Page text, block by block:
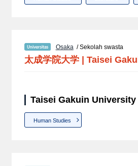
Osaka/ Sekolah swasta
太成学院大学 Taisei
Taisei Gakuin
Human Studies